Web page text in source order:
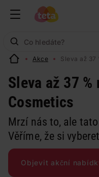
Akce Sleva až 37
Sleva až 37
Cosmetics
Mrzí nás to, ale
Věříme, že si
Objevit akční